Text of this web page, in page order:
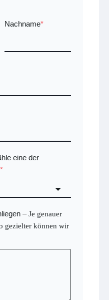
Nachname*
eine der
*
– Je genauer
gezielter können wir